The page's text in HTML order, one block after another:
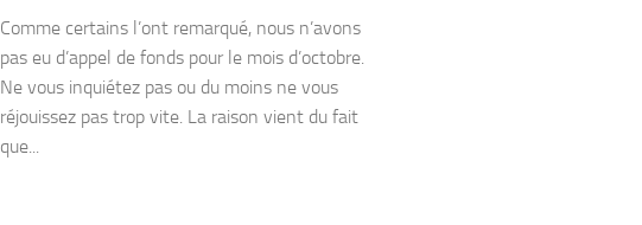
Comme certains l’ont remarqué, nous n’avons
pas eu d’appel de fonds pour le mois d’octobre.
Ne vous inquiétez pas ou du moins ne vous
réjouissez pas trop vite. La raison vient du fait
que...